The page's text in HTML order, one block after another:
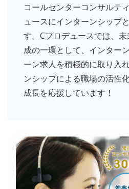
コールセンターコンサルテ
ュースにインターンシップ
す。Cプロデュースでは、
成の一環として、インター
ーン求人を積極的に取り入
ンシップによる職場の活性
成長を応援しています！